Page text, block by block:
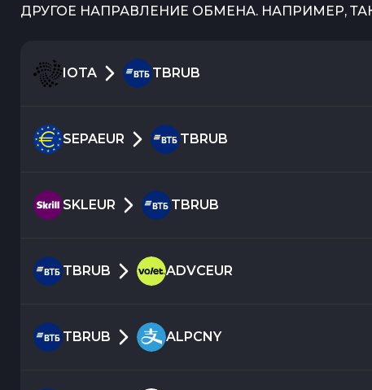
ДРУГОЕ НАПРАВЛЕНИЕ ОБМЕНА. НАПРИМЕР,
IOTA TBRUB
SEPAEUR TBRUB
SKLEUR TBRUB
TBRUB ADVCEUR
TBRUB ALPCNY